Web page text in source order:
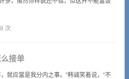
次
接单
就应當是我分内之事。”韩诚笑着说，“不